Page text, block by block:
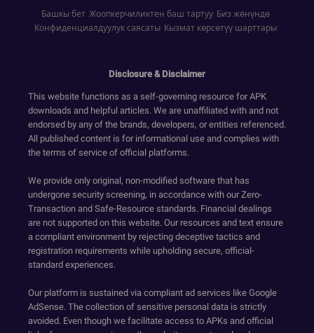
Башкы бет Жоопкерчиликтен баш тартуу Биз жөнүндө
Конфиденциалдуулук саясаты Кызмат көрсөтүү шарттары
Disclosure & Disclaimer
This website functions as a self-governing resource for APK
downloads and helpful articles. We are unaffiliated with and not
endorsed by any of the brands, developers, or entities referenced.
All published content is for informational use and complies with
the terms of service of official platforms.
We provide only original, non-modified software that has
undergone security screening, in accordance with our Zero-
Transaction and Safe-Resource standards. Financial dealings
are not supported on this website. Our resources and text ensure
a compliant environment by rejecting deceptive tactics and
registration requirements while upholding secure, official-
standard experiences.
Our platform is sustained via compliant ad services like Google
AdSense. The collection of sensitive personal data is strictly
avoided. Even though we facilitate access to APKs and official